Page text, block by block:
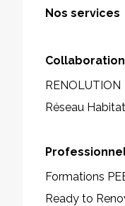
Nos services
RENOLUTION
Réseau Habitat
Formations
Ready to